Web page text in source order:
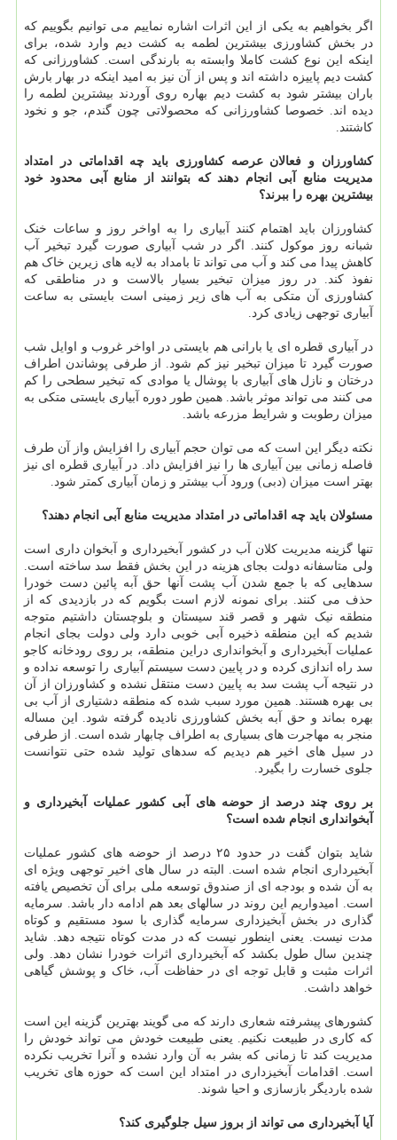
اگر بخواهیم به یکی از این اثرات اشاره نماییم می توانیم بگوییم که
در بخش کشاورزی بیشترین لطمه به کشت دیم وارد شده، برای
اینکه این نوع کشت کاملا وابسته به بارندگی است. کشاورزانی که
کشت دیم پاییزه داشته اند و پس از آن نیز به امید اینکه در بهار بارش
باران بیشتر شود به کشت دیم بهاره روی آوردند بیشترین لطمه را
دیده اند. خصوصا کشاورزانی که محصولاتی چون گندم، جو و نخود
کاشتند.
کشاورزان و فعالان عرصه کشاورزی باید چه اقداماتی در امتداد
مدیریت منابع آبی انجام دهند که بتوانند از منابع آبی محدود خود
بیشترین بهره را ببرند؟
کشاورزان باید اهتمام کنند آبیاری را به اواخر روز و ساعات خنک
شبانه روز موکول کنند. اگر در شب آبیاری صورت گیرد تبخیر آب
کاهش پیدا می کند و آب می تواند تا بامداد به لایه های زیرین خاک هم
نفوذ کند. در روز میزان تبخیر بسیار بالاست و در مناطقی که
کشاورزی آن متکی به آب های زیر زمینی است بایستی به ساعت
آبیاری توجهی زیادی کرد.
در آبیاری قطره ای یا بارانی هم بایستی در اواخر غروب و اوایل شب
صورت گیرد تا میزان تبخیر نیز کم شود. از طرفی پوشاندن اطراف
درختان و نازل های آبیاری با پوشال یا موادی که تبخیر سطحی را کم
می کنند می تواند موثر باشد. همین طور دوره آبیاری بایستی متکی به
میزان رطوبت و شرایط مزرعه باشد.
نکته دیگر این است که می توان حجم آبیاری را افزایش واز آن طرف
فاصله زمانی بین آبیاری ها را نیز افزایش داد. در آبیاری قطره ای نیز
بهتر است میزان (دبی) ورود آب بیشتر و زمان آبیاری کمتر شود.
مسئولان باید چه اقداماتی در امتداد مدیریت منابع آبی انجام دهند؟
تنها گزینه مدیریت کلان آب در کشور آبخیرداری و آبخوان داری است
ولی متاسفانه دولت بجای هزینه در این بخش فقط سد ساخته است.
سدهایی که با جمع شدن آب پشت آنها حق آبه پائین دست خودرا
حذف می کنند. برای نمونه لازم است بگویم که در بازدیدی که از
منطقه نیک شهر و قصر قند سیستان و بلوچستان داشتیم متوجه
شدیم که این منطقه ذخیره آبی خوبی دارد ولی دولت بجای انجام
عملیات آبخیرداری و آبخوانداری دراین منطقه، بر روی رودخانه کاجو
سد راه اندازی کرده و در پایین دست سیستم آبیاری را توسعه نداده و
در نتیجه آب پشت سد به پایین دست منتقل نشده و کشاورزان از آن
بی بهره هستند. همین مورد سبب شده که منطقه دشتیاری از آب بی
بهره بماند و حق آبه بخش کشاورزی نادیده گرفته شود. این مساله
منجر به مهاجرت های بسیاری به اطراف چابهار شده است. از طرفی
در سیل های اخیر هم دیدیم که سدهای تولید شده حتی نتوانست
جلوی خسارت را بگیرد.
بر روی چند درصد از حوضه های آبی کشور عملیات آبخیرداری و
آبخوانداری انجام شده است؟
شاید بتوان گفت در حدود ۲۵ درصد از حوضه های کشور عملیات
آبخیرداری انجام شده است. البته در سال های اخیر توجهی ویژه ای
به آن شده و بودجه ای از صندوق توسعه ملی برای آن تخصیص یافته
است. امیدواریم این روند در سالهای بعد هم ادامه دار باشد. سرمایه
گذاری در بخش آبخیزداری سرمایه گذاری با سود مستقیم و کوتاه
مدت نیست. یعنی اینطور نیست که در مدت کوتاه نتیجه دهد. شاید
چندین سال طول بکشد که آبخیرداری اثرات خودرا نشان دهد. ولی
اثرات مثبت و قابل توجه ای در حفاظت آب، خاک و پوشش گیاهی
خواهد داشت.
کشورهای پیشرفته شعاری دارند که می گویند بهترین گزینه این است
که کاری در طبیعت نکنیم. یعنی طبیعت خودش می تواند خودش را
مدیریت کند تا زمانی که بشر به آن وارد نشده و آنرا تخریب نکرده
است. اقدامات آبخیزداری در امتداد این است که حوزه های تخریب
شده باردیگر بازسازی و احیا شوند.
آیا آبخیرداری می تواند از بروز سیل جلوگیری کند؟